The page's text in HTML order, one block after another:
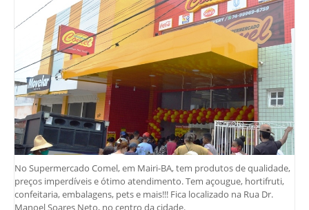
No Supermercado Comel, em Mairi-BA, tem produtos de qualidade,
preços imperdíveis e ótimo atendimento. Tem açougue, hortifruti,
confeitaria, embalagens, pets e mais!!! Fica localizado na Rua Dr.
Manoel Soares Neto, no centro da cidade.